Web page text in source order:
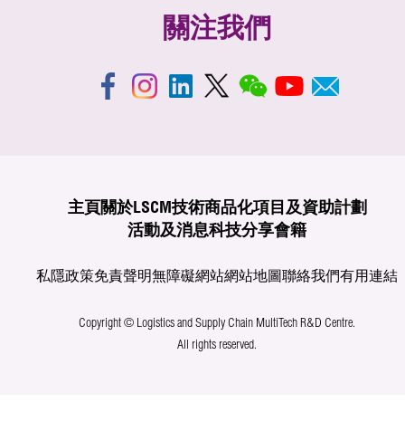
關注我們
主頁 關於LSCM技術商品化項目及資助計劃
活動及消息科技分享會籍
私隱政策免責聲明無障礙網站網站地圖聯絡我們有用連結
Copyright © Logistics and Supply Chain MultiTech R&D Centre.
All rights reserved.